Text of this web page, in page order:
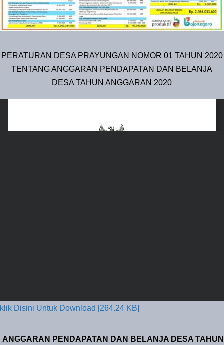
PERATURAN DESA PRAYUNGAN NOMOR 01 TAHUN 2020
TENTANG ANGGARAN PENDAPATAN DAN BELANJA
DESA TAHUN ANGGARAN 2020
klik Disini Untuk Download [264.24 KB]
ANGGARAN PENDAPATAN DAN BELANJA DESA TAHUN